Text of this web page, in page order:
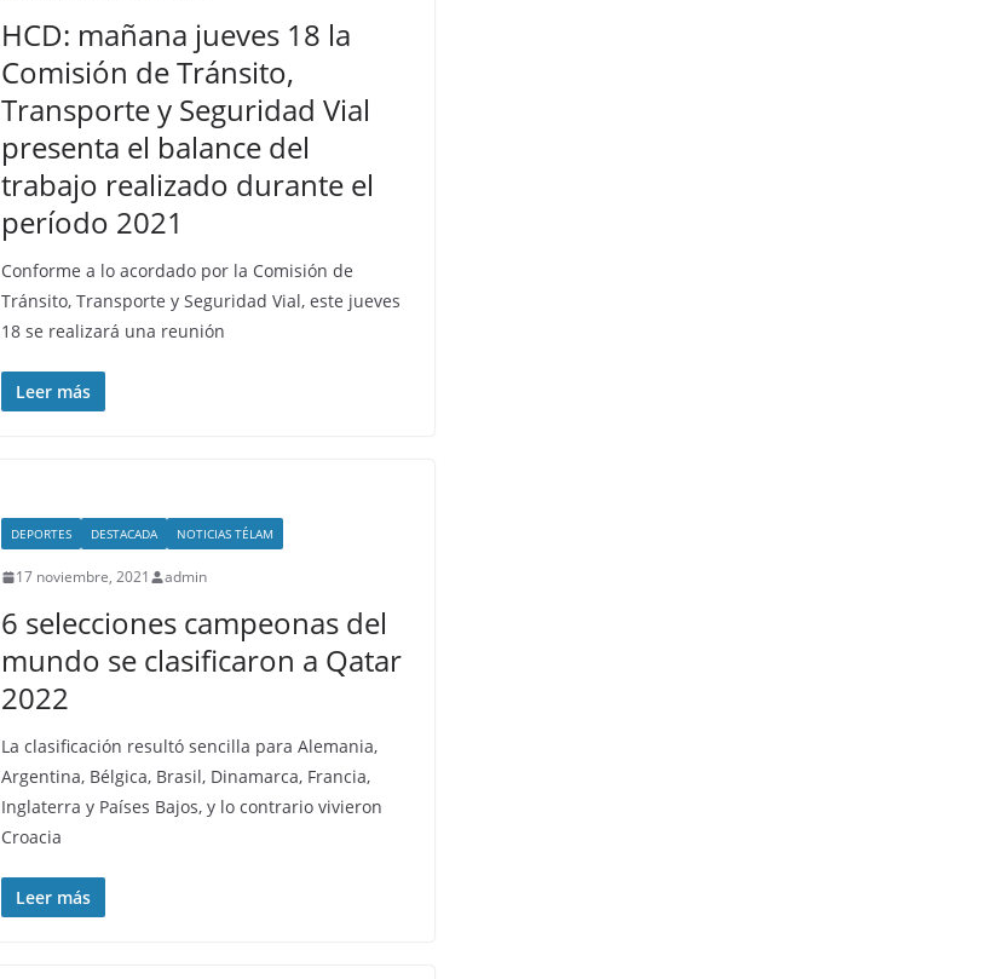
HCD: mañana jueves 18 la
Comisión de Tránsito,
Transporte y Seguridad Vial
presenta el balance del
trabajo realizado durante el
período 2021
Conforme a lo acordado por la Comisión de
Tránsito, Transporte y Seguridad Vial, este jueves
18 se realizará una reunión
Leer más
DEPORTES DESTACADA NOTICIAS TÉLAM
17 noviembre, 2021 admin
6 selecciones campeonas del
mundo se clasificaron a Qatar
2022
La clasificación resultó sencilla para Alemania,
Argentina, Bélgica, Brasil, Dinamarca, Francia,
Inglaterra y Países Bajos, y lo contrario vivieron
Croacia
Leer más